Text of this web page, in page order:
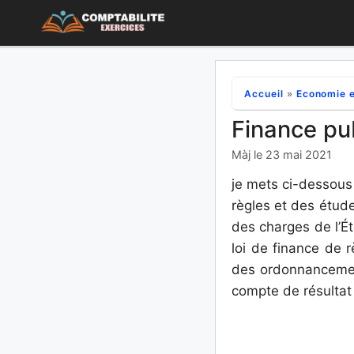
contenu
Accueil » Economie
Finance
Màj le 23 mai 2021
je mets ci-
règles et des
des charges de
loi de finance de
des
compte de résultat